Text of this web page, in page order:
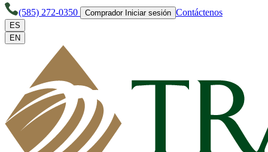
(585) 272-0350 Comprador Iniciar sesión Contáctenos
ES
EN